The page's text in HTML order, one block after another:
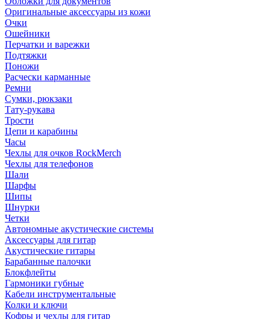
Оригинальные аксессуары из кожи
Очки
Ошейники
Перчатки и варежки
Подтяжки
Поножи
Расчески карманные
Ремни
Сумки, рюкзаки
Тату-рукава
Трости
Цепи и карабины
Часы
Чехлы для очков RockMerch
Чехлы для телефонов
Шали
Шарфы
Шипы
Шнурки
Четки
Автономные акустические системы
Аксессуары для гитар
Акустические гитары
Барабанные палочки
Блокфлейты
Гармоники губные
Кабели инструментальные
Колки и ключи
Кофры и чехлы для гитар